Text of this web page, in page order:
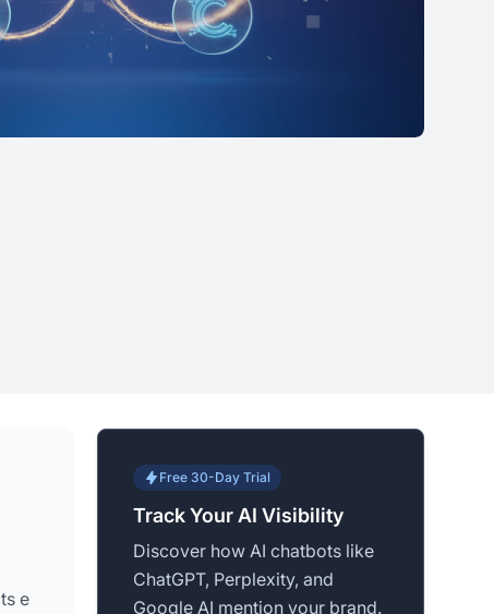
e
Free 30-Day Trial
Track Your AI Visibility
Discover how AI chatbots like
ChatGPT, Perplexity, and
Google AI mention your brand.